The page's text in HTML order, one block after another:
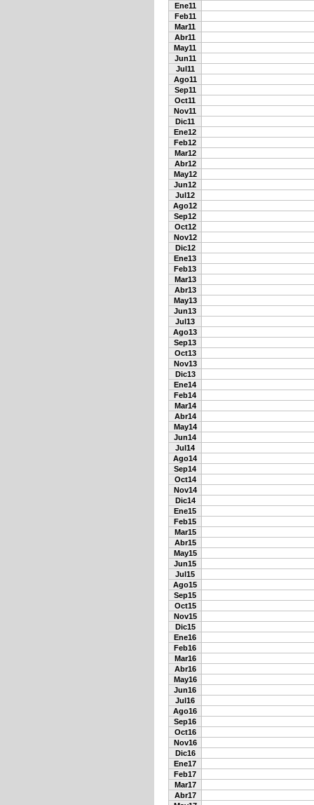
Ene11
Feb11
Mar11
Abr11
May11
Jun11
Jul11
Ago11
Sep11
Oct11
Nov11
Dic11
Ene12
Feb12
Mar12
Abr12
May12
Jun12
Jul12
Ago12
Sep12
Oct12
Nov12
Dic12
Ene13
Feb13
Mar13
Abr13
May13
Jun13
Jul13
Ago13
Sep13
Oct13
Nov13
Dic13
Ene14
Feb14
Mar14
Abr14
May14
Jun14
Jul14
Ago14
Sep14
Oct14
Nov14
Dic14
Ene15
Feb15
Mar15
Abr15
May15
Jun15
Jul15
Ago15
Sep15
Oct15
Nov15
Dic15
Ene16
Feb16
Mar16
Abr16
May16
Jun16
Jul16
Ago16
Sep16
Oct16
Nov16
Dic16
Ene17
Feb17
Mar17
Abr17